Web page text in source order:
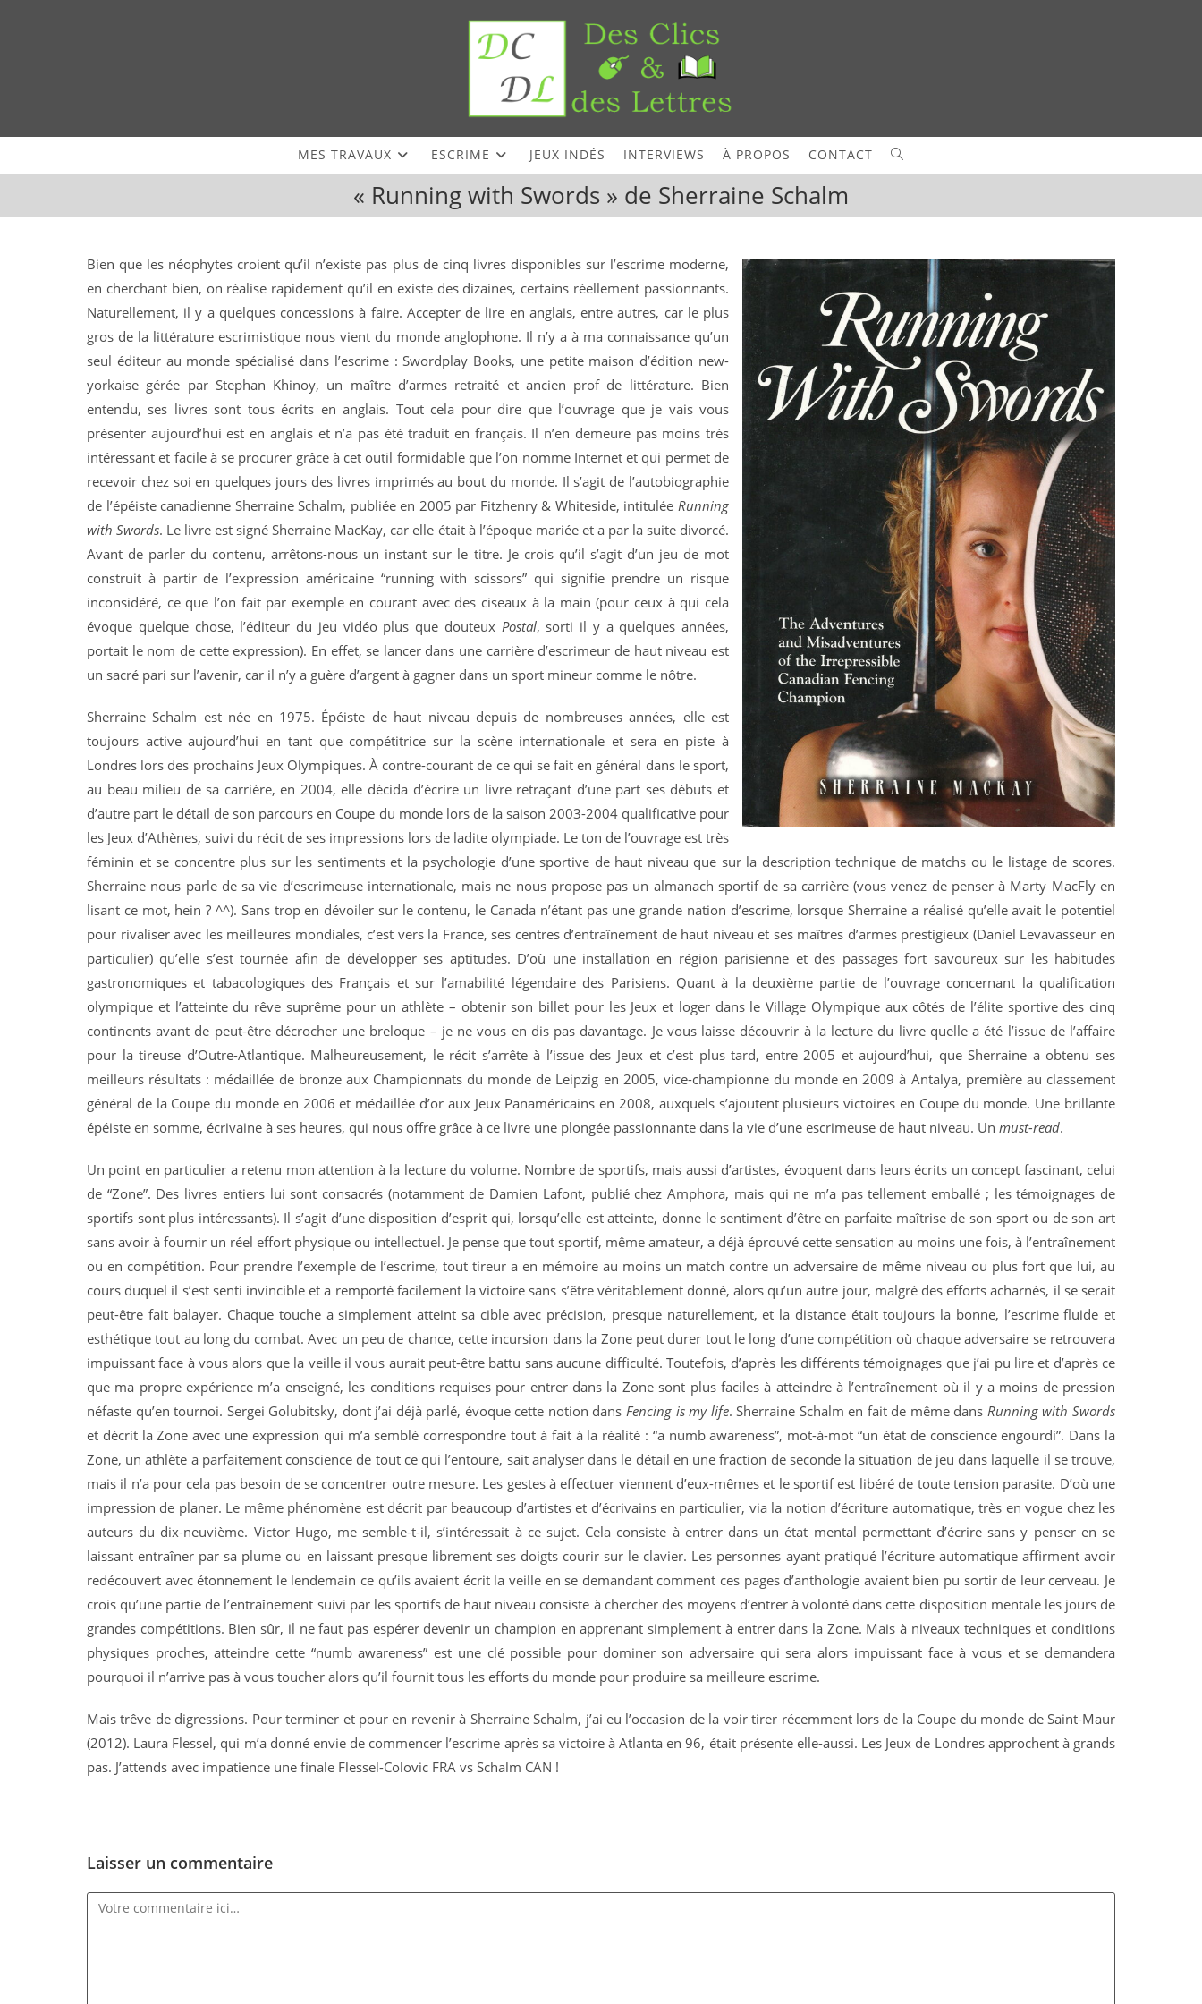
MES TRAVAUX ESCRIME JEUX INDÉS INTERVIEWS À PROPOS CONTACT TOGGLE
« Running with Swords » de Sherraine Schalm
Bien que les néophytes croient qu’il n’existe pas plus de cinq livres disponibles sur l’escrime moderne,
en cherchant bien, on réalise rapidement qu’il en existe des dizaines, certains réellement passionnants.
Naturellement, il y a quelques concessions à faire. Accepter de lire en anglais, entre autres, car le plus
gros de la littérature escrimistique nous vient du monde anglophone. Il n’y a à ma connaissance qu’un
seul éditeur au monde spécialisé dans l’escrime : Swordplay Books, une petite maison d’édition new-
yorkaise gérée par Stephan Khinoy, un maître d’armes retraité et ancien prof de littérature. Bien
entendu, ses livres sont tous écrits en anglais. Tout cela pour dire que l’ouvrage que je vais vous
présenter aujourd’hui est en anglais et n’a pas été traduit en français. Il n’en demeure pas moins très
intéressant et facile à se procurer grâce à cet outil formidable que l’on nomme Internet et qui permet de
recevoir chez soi en quelques jours des livres imprimés au bout du monde. Il s’agit de l’autobiographie
de l’épéiste canadienne Sherraine Schalm, publiée en 2005 par Fitzhenry & Whiteside, intitulée Running
with Swords. Le livre est signé Sherraine MacKay, car elle était à l’époque mariée et a par la suite divorcé.
Avant de parler du contenu, arrêtons-nous un instant sur le titre. Je crois qu’il s’agit d’un jeu de mot
construit à partir de l’expression américaine “running with scissors” qui signifie prendre un risque
inconsidéré, ce que l’on fait par exemple en courant avec des ciseaux à la main (pour ceux à qui cela
évoque quelque chose, l’éditeur du jeu vidéo plus que douteux Postal, sorti il y a quelques années,
portait le nom de cette expression). En effet, se lancer dans une carrière d’escrimeur de haut niveau est
un sacré pari sur l’avenir, car il n’y a guère d’argent à gagner dans un sport mineur comme le nôtre.
Sherraine Schalm est née en 1975. Épéiste de haut niveau depuis de nombreuses années, elle est
toujours active aujourd’hui en tant que compétitrice sur la scène internationale et sera en piste à
Londres lors des prochains Jeux Olympiques. À contre-courant de ce qui se fait en général dans le sport,
au beau milieu de sa carrière, en 2004, elle décida d’écrire un livre retraçant d’une part ses débuts et
d’autre part le détail de son parcours en Coupe du monde lors de la saison 2003-2004 qualificative pour
les Jeux d’Athènes, suivi du récit de ses impressions lors de ladite olympiade. Le ton de l’ouvrage est très
féminin et se concentre plus sur les sentiments et la psychologie d’une sportive de haut niveau que sur la description technique de matchs ou le listage de scores.
Sherraine nous parle de sa vie d’escrimeuse internationale, mais ne nous propose pas un almanach sportif de sa carrière (vous venez de penser à Marty MacFly en
lisant ce mot, hein ? ^^). Sans trop en dévoiler sur le contenu, le Canada n’étant pas une grande nation d’escrime, lorsque Sherraine a réalisé qu’elle avait le potentiel
pour rivaliser avec les meilleures mondiales, c’est vers la France, ses centres d’entraînement de haut niveau et ses maîtres d’armes prestigieux (Daniel Levavasseur en
particulier) qu’elle s’est tournée afin de développer ses aptitudes. D’où une installation en région parisienne et des passages fort savoureux sur les habitudes
gastronomiques et tabacologiques des Français et sur l’amabilité légendaire des Parisiens. Quant à la deuxième partie de l’ouvrage concernant la qualification
olympique et l’atteinte du rêve suprême pour un athlète – obtenir son billet pour les Jeux et loger dans le Village Olympique aux côtés de l’élite sportive des cinq
continents avant de peut-être décrocher une breloque – je ne vous en dis pas davantage. Je vous laisse découvrir à la lecture du livre quelle a été l’issue de l’affaire
pour la tireuse d’Outre-Atlantique. Malheureusement, le récit s’arrête à l’issue des Jeux et c’est plus tard, entre 2005 et aujourd’hui, que Sherraine a obtenu ses
meilleurs résultats : médaillée de bronze aux Championnats du monde de Leipzig en 2005, vice-championne du monde en 2009 à Antalya, première au classement
général de la Coupe du monde en 2006 et médaillée d’or aux Jeux Panaméricains en 2008, auxquels s’ajoutent plusieurs victoires en Coupe du monde. Une brillante
épéiste en somme, écrivaine à ses heures, qui nous offre grâce à ce livre une plongée passionnante dans la vie d’une escrimeuse de haut niveau. Un must-read.
Un point en particulier a retenu mon attention à la lecture du volume. Nombre de sportifs, mais aussi d’artistes, évoquent dans leurs écrits un concept fascinant, celui
de “Zone”. Des livres entiers lui sont consacrés (notamment de Damien Lafont, publié chez Amphora, mais qui ne m’a pas tellement emballé ; les témoignages de
sportifs sont plus intéressants). Il s’agit d’une disposition d’esprit qui, lorsqu’elle est atteinte, donne le sentiment d’être en parfaite maîtrise de son sport ou de son art
sans avoir à fournir un réel effort physique ou intellectuel. Je pense que tout sportif, même amateur, a déjà éprouvé cette sensation au moins une fois, à l’entraînement
ou en compétition. Pour prendre l’exemple de l’escrime, tout tireur a en mémoire au moins un match contre un adversaire de même niveau ou plus fort que lui, au
cours duquel il s’est senti invincible et a remporté facilement la victoire sans s’être véritablement donné, alors qu’un autre jour, malgré des efforts acharnés, il se serait
peut-être fait balayer. Chaque touche a simplement atteint sa cible avec précision, presque naturellement, et la distance était toujours la bonne, l’escrime fluide et
esthétique tout au long du combat. Avec un peu de chance, cette incursion dans la Zone peut durer tout le long d’une compétition où chaque adversaire se retrouvera
impuissant face à vous alors que la veille il vous aurait peut-être battu sans aucune difficulté. Toutefois, d’après les différents témoignages que j’ai pu lire et d’après ce
que ma propre expérience m’a enseigné, les conditions requises pour entrer dans la Zone sont plus faciles à atteindre à l’entraînement où il y a moins de pression
néfaste qu’en tournoi. Sergei Golubitsky, dont j’ai déjà parlé, évoque cette notion dans Fencing is my life. Sherraine Schalm en fait de même dans Running with Swords
et décrit la Zone avec une expression qui m’a semblé correspondre tout à fait à la réalité : “a numb awareness”, mot-à-mot “un état de conscience engourdi”. Dans la
Zone, un athlète a parfaitement conscience de tout ce qui l’entoure, sait analyser dans le détail en une fraction de seconde la situation de jeu dans laquelle il se trouve,
mais il n’a pour cela pas besoin de se concentrer outre mesure. Les gestes à effectuer viennent d’eux-mêmes et le sportif est libéré de toute tension parasite. D’où une
impression de planer. Le même phénomène est décrit par beaucoup d’artistes et d’écrivains en particulier, via la notion d’écriture automatique, très en vogue chez les
auteurs du dix-neuvième. Victor Hugo, me semble-t-il, s’intéressait à ce sujet. Cela consiste à entrer dans un état mental permettant d’écrire sans y penser en se
laissant entraîner par sa plume ou en laissant presque librement ses doigts courir sur le clavier. Les personnes ayant pratiqué l’écriture automatique affirment avoir
redécouvert avec étonnement le lendemain ce qu’ils avaient écrit la veille en se demandant comment ces pages d’anthologie avaient bien pu sortir de leur cerveau. Je
crois qu’une partie de l’entraînement suivi par les sportifs de haut niveau consiste à chercher des moyens d’entrer à volonté dans cette disposition mentale les jours de
grandes compétitions. Bien sûr, il ne faut pas espérer devenir un champion en apprenant simplement à entrer dans la Zone. Mais à niveaux techniques et conditions
physiques proches, atteindre cette “numb awareness” est une clé possible pour dominer son adversaire qui sera alors impuissant face à vous et se demandera
pourquoi il n’arrive pas à vous toucher alors qu’il fournit tous les efforts du monde pour produire sa meilleure escrime.
Mais trêve de digressions. Pour terminer et pour en revenir à Sherraine Schalm, j’ai eu l’occasion de la voir tirer récemment lors de la Coupe du monde de Saint-Maur
(2012). Laura Flessel, qui m’a donné envie de commencer l’escrime après sa victoire à Atlanta en 96, était présente elle-aussi. Les Jeux de Londres approchent à grands
pas. J’attends avec impatience une finale Flessel-Colovic FRA vs Schalm CAN !
Laisser un commentaire
Comment